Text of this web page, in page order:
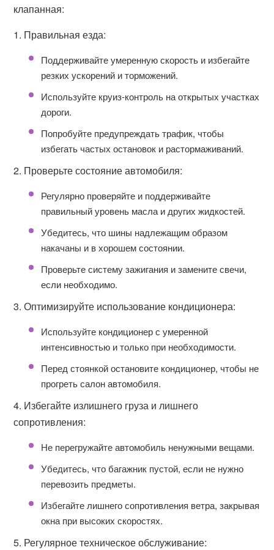
клапанная:
1. Правильная езда:
Поддерживайте умеренную скорость и избегайте
резких ускорений и торможений.
Используйте круиз-контроль на открытых участках
дороги.
Попробуйте предупреждать трафик, чтобы
избегать частых остановок и растормаживаний.
2. Проверьте состояние автомобиля:
Регулярно проверяйте и поддерживайте
правильный уровень масла и других жидкостей.
Убедитесь, что шины надлежащим образом
накачаны и в хорошем состоянии.
Проверьте систему зажигания и замените свечи,
если необходимо.
3. Оптимизируйте использование кондиционера:
Используйте кондиционер с умеренной
интенсивностью и только при необходимости.
Перед стоянкой остановите кондиционер, чтобы не
прогреть салон автомобиля.
4. Избегайте излишнего груза и лишнего
сопротивления:
Не перегружайте автомобиль ненужными вещами.
Убедитесь, что багажник пустой, если не нужно
перевозить предметы.
Избегайте лишнего сопротивления ветра, закрывая
окна при высоких скоростях.
5. Регулярное техническое обслуживание: